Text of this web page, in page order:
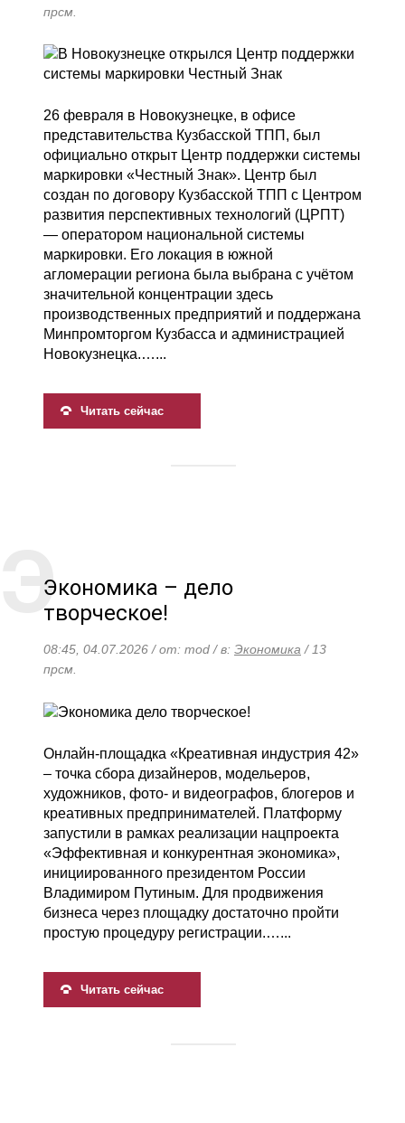
прсм.
26 февраля в Новокузнецке, в офисе
представительства Кузбасской ТПП, был
официально открыт Центр поддержки системы
маркировки «Честный Знак». Центр был
создан по договору Кузбасской ТПП с Центром
развития перспективных технологий (ЦРПТ)
— оператором национальной системы
маркировки. Его локация в южной
агломерации региона была выбрана с учётом
значительной концентрации здесь
производственных предприятий и поддержана
Минпромторгом Кузбасса и администрацией
Новокузнецка.…...
Читать сейчас
Экономика – дело
творческое!
08:45, 04.07.2026 / от: mod / в: Экономика / 13
прсм.
Онлайн-площадка «Креативная индустрия 42»
– точка сбора дизайнеров, модельеров,
художников, фото- и видеографов, блогеров и
креативных предпринимателей. Платформу
запустили в рамках реализации нацпроекта
«Эффективная и конкурентная экономика»,
инициированного президентом России
Владимиром Путиным. Для продвижения
бизнеса через площадку достаточно пройти
простую процедуру регистрации.…...
Читать сейчас